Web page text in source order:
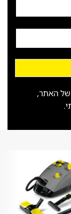
של האתר,